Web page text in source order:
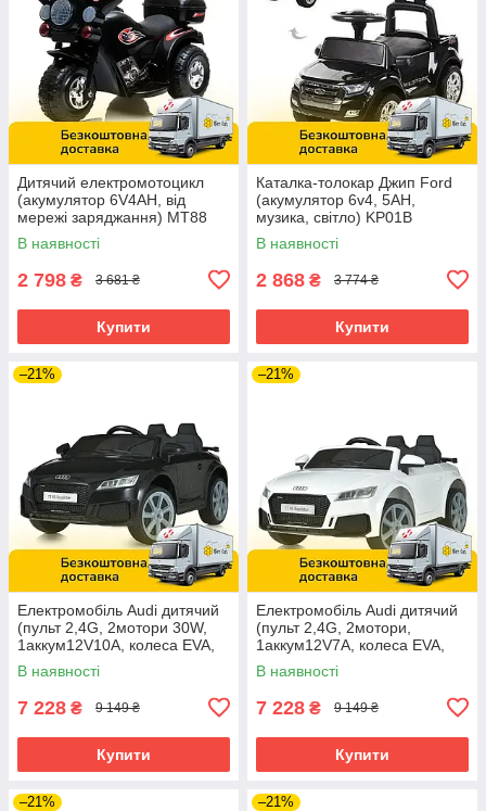
Дитячий електромотоцикл
(акумулятор 6V4AH, від
мережі заряджання) MT88
Чорний
В наявності
2 798 ₴ 3 681 ₴
Купити
Каталка-толокар Джип Ford
(акумулятор 6v4, 5AH,
музика, світло) KP01В
Чорний
В наявності
2 868 ₴ 3 774 ₴
Купити
–21%
Електромобіль Audi дитячий
(пульт 2,4G, 2мотори 30W,
1аккум12V10A, колеса EVA,
MP3, USB) RS Roadster
Чорний
В наявності
7 228 ₴ 9 149 ₴
Купити
–21%
Електромобіль Audi дитячий
(пульт 2,4G, 2мотори,
1аккум12V7A, колеса EVA,
MP3, USB) RS Roadster BL
Білий
В наявності
7 228 ₴ 9 149 ₴
Купити
–21% –21%